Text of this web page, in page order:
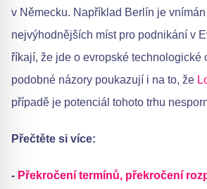
v Německu. Například Berlín je
nejvýhodnějších míst pro podnikání v
říkají, že jde o evropské technologické
podobné názory poukazují i na to, že
případě je potenciál tohoto trhu
Přečtěte si více:
- Překročení termínů, překročení